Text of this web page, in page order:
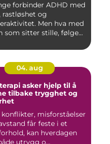
forbinder ADHD med
rastløshet og
Men hva med
som sitter stille, følge...
04. aug
asker hjelp til å
tilbake trygghet og
konflikter, misforståelser
får feste i et
kan hverdagen
utrygg o...